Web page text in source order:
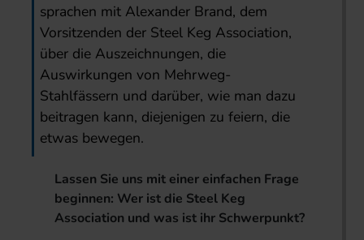
sprachen mit Alexander Brand, dem
Vorsitzenden der Steel Keg Association,
über die Auszeichnungen, die
Auswirkungen von Mehrweg-
Stahlfässern und darüber, wie man dazu
beitragen kann, diejenigen zu feiern, die
etwas bewegen.
Lassen Sie uns mit einer einfachen Frage
beginnen: Wer ist die Steel Keg
Association und was ist ihr Schwerpunkt?